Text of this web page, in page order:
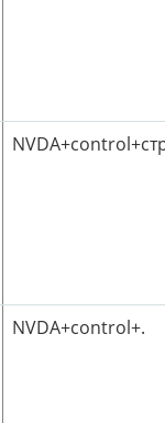
NVDA+control+.